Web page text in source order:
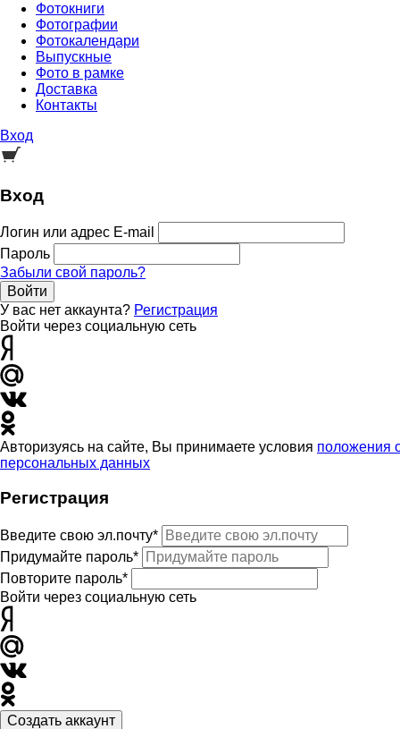
Фотокниги
Фотографии
Фотокалендари
Выпускные
Фото в рамке
Доставка
Контакты
Вход
Вход
Логин или адрес E-mail
Пароль
Забыли свой пароль?
Войти
У вас нет аккаунта? Регистрация
Войти через социальную сеть
Авторизуясь на сайте, Вы принимаете условия положения
персональных данных
Регистрация
Введите свою эл.почту*
Придумайте пароль*
Повторите пароль*
Войти через социальную сеть
Создать аккаунт